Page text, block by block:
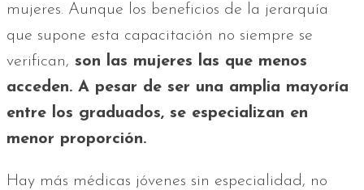
mujeres. Aunque los beneficios de la jerarquía
que supone esta capacitación no siempre se
verifican, son las mujeres las que menos
acceden. A pesar de ser una amplia mayoría
entre los graduados, se especializan en
menor proporción.
Hay más médicas jóvenes sin especialidad, no